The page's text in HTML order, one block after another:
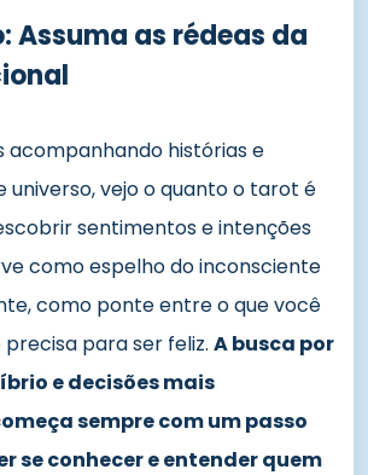
Assuma as rédeas da
acompanhando histórias e
universo, vejo o quanto o tarot é
sentimentos e intenções
como espelho do inconsciente
como ponte entre o que você
precisa para ser feliz. A busca por
e decisões mais
sempre com um passo
se conhecer e entender quem